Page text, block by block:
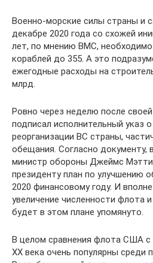
Военно-морские силы страны и
декабре 2020 года со схожей
лет, по мнению ВМС, необходимо
кораблей до 355. А это
ежегодные расходы на
млрд.
Ровно через неделю после
подписал исполнительный указ
реорганизации ВС страны,
обещания. Согласно документу,
министр обороны Джеймс
президенту план по улучшению
2020 финансовому году. И
увеличение численности флота
будет в этом плане упомянуто.
В целом сравнения флота США с
XX века очень популярны среди